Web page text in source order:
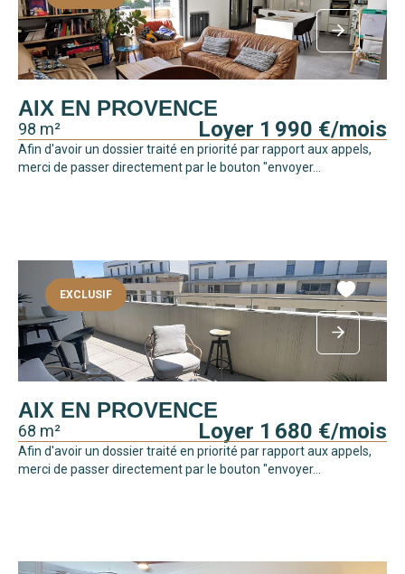
AIX EN PROVENCE
98 m² Loyer 1 990 €/mois
Afin d'avoir un dossier traité en priorité par rapport aux appels,
merci de passer directement par le bouton "envoyer...
EXCLUSIF
AIX EN PROVENCE
68 m² Loyer 1 680 €/mois
Afin d'avoir un dossier traité en priorité par rapport aux appels,
merci de passer directement par le bouton "envoyer...